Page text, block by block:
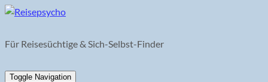
Skip
content
Für Reisesüchtige & Sich-Selbst-Finder
Toggle Navigation